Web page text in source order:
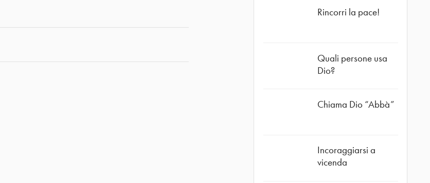
Rincorri la pace!
Quali persone usa
Dio?
Chiama Dio “Abbà”
Incoraggiarsi a
vicenda